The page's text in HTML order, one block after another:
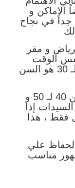
الاماكن و
جداً في نجاح
و مقر
الوقت
استهداف الجمهور من سن 20 لـ 30 هو السن
للجمهور المستهدف و ليس من 40 لـ 50 و
إذا
فقط ، هذا
علي
مناسب